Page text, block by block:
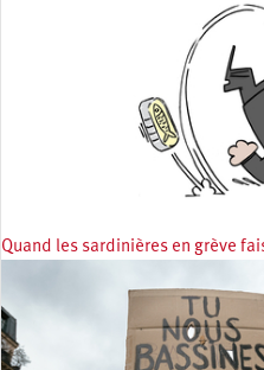
Quand les sardinières en grève